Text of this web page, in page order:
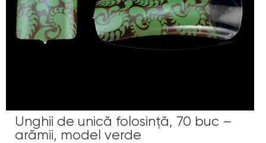
Unghii de unică folosință, 70 buc –
arămii, model verde